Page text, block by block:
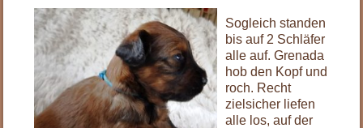
Sogleich standen
bis auf 2 Schläfer
alle auf. Grenada
hob den Kopf und
roch. Recht
zielsicher liefen
alle los, auf der